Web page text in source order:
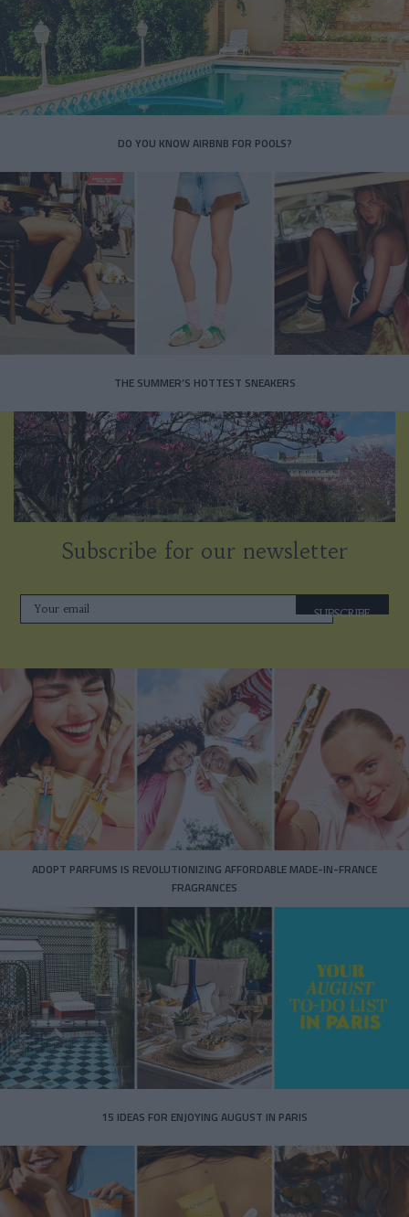
DO YOU KNOW AIRBNB FOR POOLS?
THE SUMMER’S HOTTEST SNEAKERS
Subscribe for our newsletter
SUBSCRIBE
ADOPT PARFUMS IS REVOLUTIONIZING AFFORDABLE MADE-IN-FRANCE
FRAGRANCES
15 IDEAS FOR ENJOYING AUGUST IN PARIS